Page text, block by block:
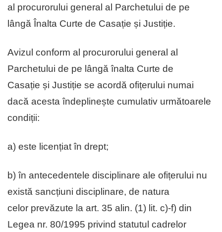
al procurorului general al Parchetului de pe
lângă Înalta Curte de Casație și Justiție.
Avizul conform al procurorului general al
Parchetului de pe lângă înalta Curte de
Casație și Justiție se acordă ofițerului numai
dacă acesta îndeplinește cumulativ următoarele
condiții:
a) este licențiat în drept;
b) în antecedentele disciplinare ale ofițerului nu
există sancțiuni disciplinare, de natura
celor prevăzute la art. 35 alin. (1) lit. c)-f) din
Legea nr. 80/1995 privind statutul cadrelor